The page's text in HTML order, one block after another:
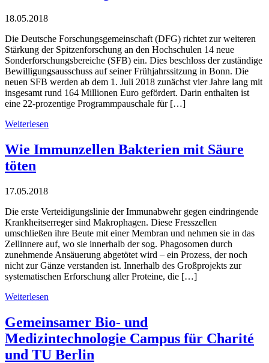
18.05.2018
Die Deutsche Forschungsgemeinschaft (DFG) richtet zur weiteren
Stärkung der Spitzenforschung an den Hochschulen 14 neue
Sonderforschungsbereiche (SFB) ein. Dies beschloss der zuständige
Bewilligungsausschuss auf seiner Frühjahrssitzung in Bonn. Die
neuen SFB werden ab dem 1. Juli 2018 zunächst vier Jahre lang mit
insgesamt rund 164 Millionen Euro gefördert. Darin enthalten ist
eine 22-prozentige Programmpauschale für […]
Weiterlesen
Wie Immunzellen Bakterien mit Säure
töten
17.05.2018
Die erste Verteidigungslinie der Immunabwehr gegen eindringende
Krankheitserreger sind Makrophagen. Diese Fresszellen
umschließen ihre Beute mit einer Membran und nehmen sie in das
Zellinnere auf, wo sie innerhalb der sog. Phagosomen durch
zunehmende Ansäuerung abgetötet wird – ein Prozess, der noch
nicht zur Gänze verstanden ist. Innerhalb des Großprojekts zur
systematischen Erforschung aller Proteine, die […]
Weiterlesen
Gemeinsamer Bio- und
Medizintechnologie Campus für Charité
und TU Berlin